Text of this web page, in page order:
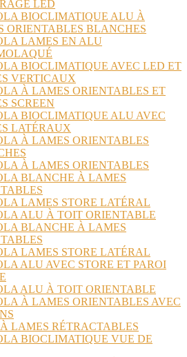
LED
BIOCLIMATIQUE ALU À
ORIENTABLES BLANCHES
LAMES EN ALU
BIOCLIMATIQUE AVEC LED ET
VERTICAUX
À LAMES ORIENTABLES ET
SCREEN
BIOCLIMATIQUE ALU AVEC
LATÉRAUX
À LAMES ORIENTABLES
À LAMES ORIENTABLES
BLANCHE À LAMES
LAMES STORE LATÉRAL
ALU À TOIT ORIENTABLE
BLANCHE À LAMES
LAMES STORE LATÉRAL
ALU AVEC STORE ET PAROI
ALU À TOIT ORIENTABLE
À LAMES ORIENTABLES AVEC
LAMES RÉTRACTABLES
BIOCLIMATIQUE VUE DE